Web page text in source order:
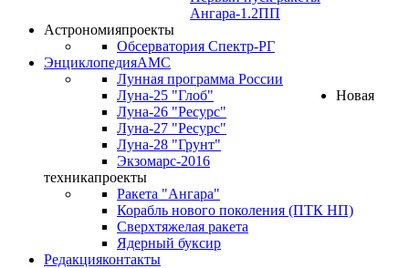
Ангара-1.2ПП
Астрономияпроекты
Обсерватория Спектр-РГ
ЭнциклопедияАМС
Лунная программа России
Луна-25 "Глоб"
Луна-26 "Ресурс"
Луна-27 "Ресурс"
Луна-28 "Грунт"
Экзомарс-2016
Новая
техникапроекты
Ракета "Ангара"
Корабль нового поколения (ПТК НП)
Сверхтяжелая ракета
Ядерный буксир
Редакцияконтакты